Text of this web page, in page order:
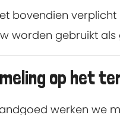
bovendien
worden gebruikt als
op het
werken we